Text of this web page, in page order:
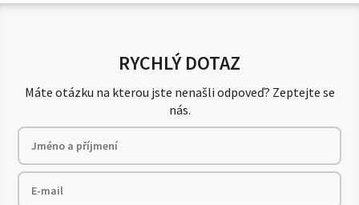
RYCHLÝ DOTAZ
Máte otázku na kterou jste nenašli odpoveď? Zeptejte se
nás.